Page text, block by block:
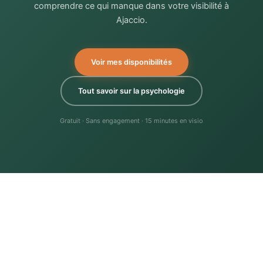
comprendre ce qui manque dans votre visibilité à
Ajaccio.
Voir mes disponibilités
Tout savoir sur la psychologie
Gratuit · Sans engagement · 15 minutes en visio